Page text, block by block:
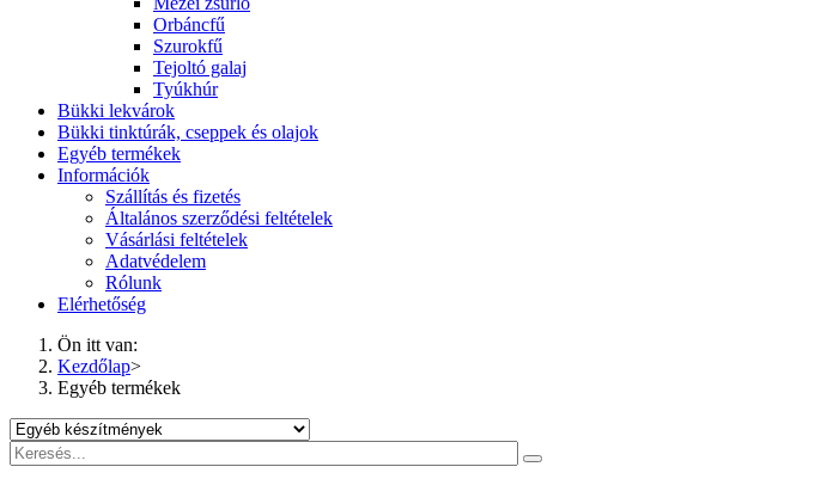
Orbáncfű
Szurokfű
Tejoltó galaj
Tyúkhúr
Bükki lekvárok
Bükki tinktúrák, cseppek és olajok
Egyéb termékek
Információk
Szállítás és fizetés
Általános szerződési feltételek
Vásárlási feltételek
Adatvédelem
Rólunk
Elérhetőség
Ön itt van:
Kezdőlap>
Egyéb termékek